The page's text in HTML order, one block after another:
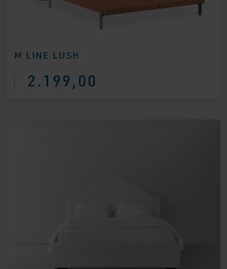
M LINE LUSH
2.199,00